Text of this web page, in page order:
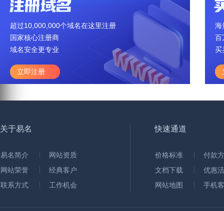
超过10,000,000个域名在这里注册
国家核心注册商
域名安全更专业
立即注册
海
百
买
关于易名
易名简介
网站资质
网站荣誉
经典客户
联系方式
工作机会
快速通道
价格标准
付款
文档下载
优惠
网站地图
手机